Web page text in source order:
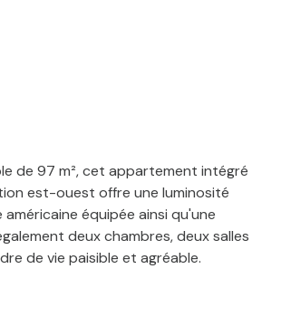
de 97 m², cet appartement intégré
est-ouest offre une luminosité
équipée ainsi qu'une
deux chambres, deux salles
de vie paisible et agréable.